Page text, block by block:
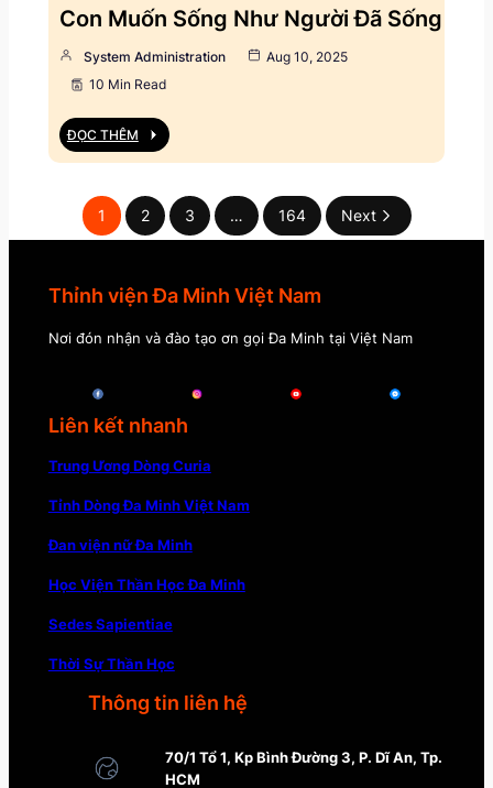
Con Muốn Sống Như Người Đã Sống
System Administration
Aug 10, 2025
10 Min Read
ĐỌC THÊM
1 2 3 … 164 Next
Thỉnh viện Đa Minh Việt Nam
Nơi đón nhận và đào tạo ơn gọi Đa Minh tại Việt Nam
Liên kết nhanh
Trung Ương Dòng Curia
Tỉnh Dòng Đa Minh Việt Nam
Đan viện nữ Đa Minh
Học Viện Thần Học Đa Minh
Sedes Sapientiae
Thời Sự Thần Học
Thông tin liên hệ
70/1 Tổ 1, Kp Bình Đường 3, P. Dĩ An, Tp.
HCM